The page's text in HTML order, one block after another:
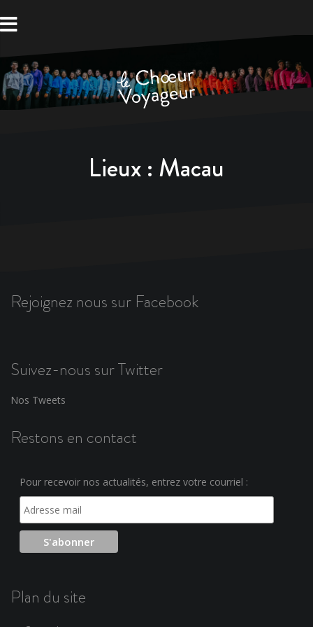
au
Lieux : Macau
Rejoignez nous sur Facebook
Suivez-nous sur Twitter
Nos Tweets
Restons en contact
Pour recevoir nos actualités, entrez votre courriel :
Plan du site